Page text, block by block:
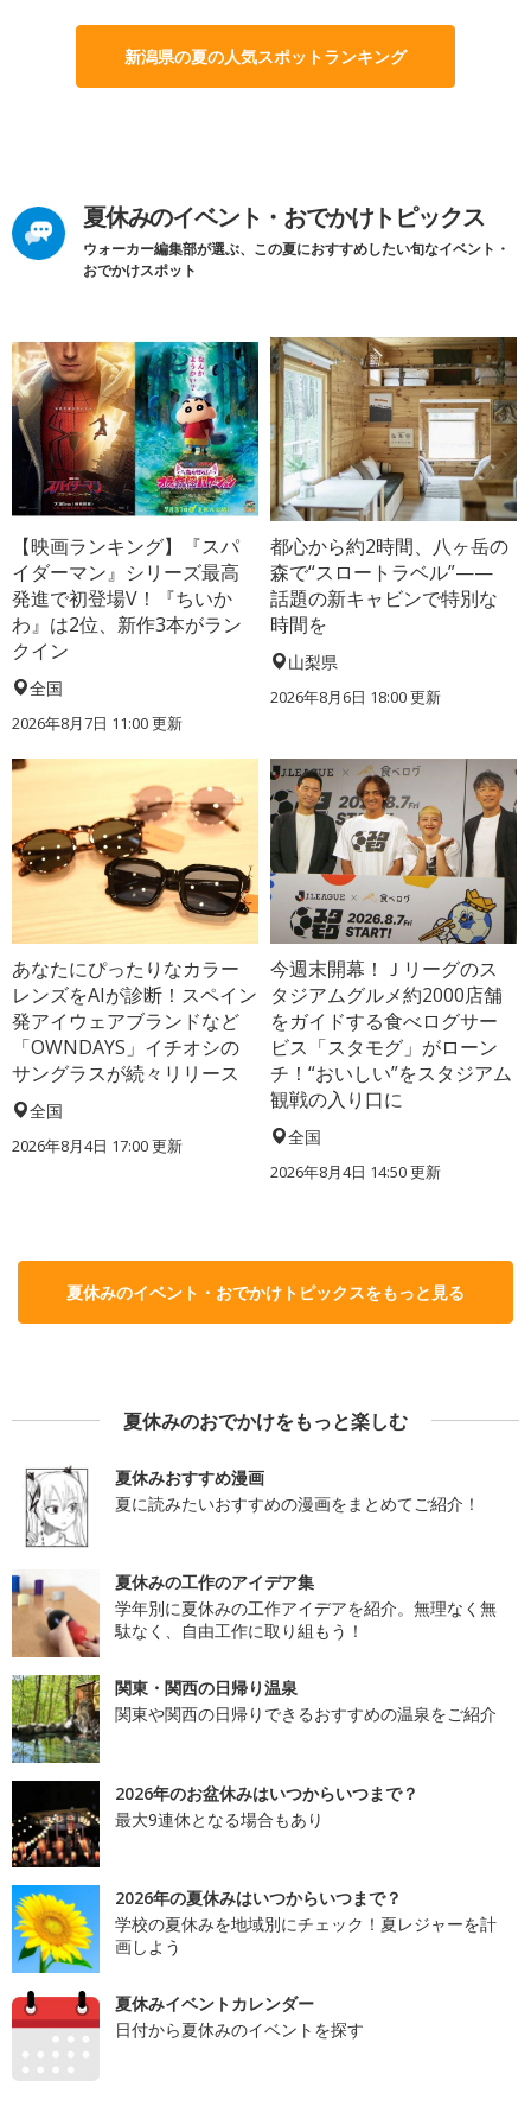
新潟県の夏の人気スポットランキング
夏休みのイベント・おでかけトピックス
ウォーカー編集部が選ぶ、この夏におすすめしたい旬なイベント・
おでかけスポット
【映画ランキング】『スパ
イダーマン』シリーズ最高
発進で初登場V！『ちいか
わ』は2位、新作3本がラン
クイン
全国
2026年8月7日 11:00更新
都心から約2時間、八ヶ岳の
森で“スロートラベル”——
話題の新キャビンで特別な
時間を
山梨県
2026年8月6日 18:00更新
あなたにぴったりなカラー
レンズをAIが診断！スペイン
発アイウェアブランドなど
「OWNDAYS」イチオシの
サングラスが続々リリース
全国
2026年8月4日 17:00更新
今週末開幕！Ｊリーグのス
タジアムグルメ約2000店舗
をガイドする食べログサー
ビス「スタモグ」がローン
チ！“おいしい”をスタジアム
観戦の入り口に
全国
2026年8月4日 14:50更新
夏休みのイベント・おでかけトピックスをもっと見る
夏休みのおでかけをもっと楽しむ
夏休みおすすめ漫画
夏に読みたいおすすめの漫画をまとめてご紹介！
夏休みの工作のアイデア集
学年別に夏休みの工作アイデアを紹介。無理なく無
駄なく、自由工作に取り組もう！
関東・関西の日帰り温泉
関東や関西の日帰りできるおすすめの温泉をご紹介
2026年のお盆休みはいつからいつまで？
最大9連休となる場合もあり
2026年の夏休みはいつからいつまで？
学校の夏休みを地域別にチェック！夏レジャーを計
画しよう
夏休みイベントカレンダー
日付から夏休みのイベントを探す